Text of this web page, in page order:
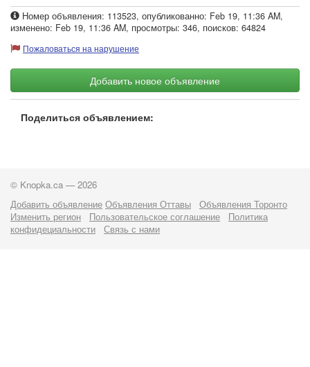
Номер объявления: 113523, опубликованно: Feb 19, 11:36 AM,
изменено: Feb 19, 11:36 AM, просмотры: 346, поисков: 64824
Пожаловаться на нарушение
Добавить новое объявление
Поделиться объявлением:
© Knopka.ca — 2026
Добавить объявление Объявления Оттавы
Объявления Торонто
Изменить регион
Пользовательское соглашение
Политика
конфидециальности
Связь с нами